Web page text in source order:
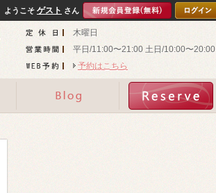
木曜日
平日/11:00〜21:00 土日/10:00〜20:00
予約はこちら
ようこそ ゲスト さん